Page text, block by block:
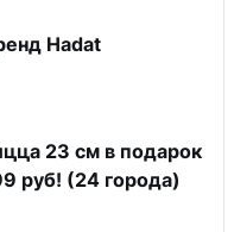
Hadat
23 см в подарок
руб! (24 города)